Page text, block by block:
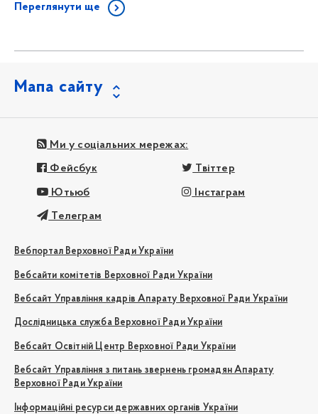
Переглянути ще
Мапа сайту
Ми у соціальних мережах:
Фейсбук Твіттер
Ютьюб Інстаграм
Телеграм
Вебпортал Верховної Ради України
Вебсайти комітетів Верховної Ради України
Вебсайт Управління кадрів Апарату Верховної Ради України
Дослідницька служба Верховної Ради України
Вебсайт Освітній Центр Верховної Ради України
Вебсайт Управління з питань звернень громадян Апарату
Верховної Ради України
Інформаційні ресурси державних органів України